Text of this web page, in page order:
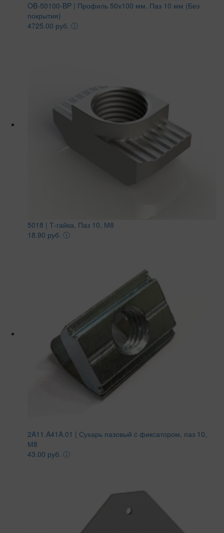
OB-50100-BP | Профиль 50х100 мм. Паз 10 мм (Без
покрытия)
4725.00 руб. ⓘ
5018 | Т-гайка, Паз 10, М8
18.90 руб. ⓘ
2A11.A41A.01 | Сухарь пазовый c фиксатором, паз 10,
М8
43.00 руб. ⓘ